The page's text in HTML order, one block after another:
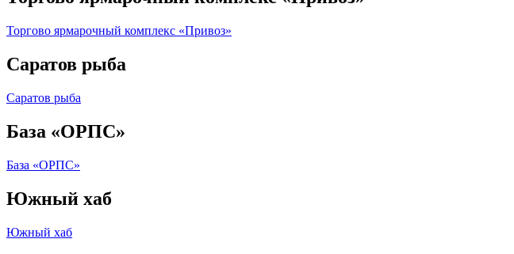
Торгово ярмарочный комплекс «Привоз»
Саратов рыба
Саратов рыба
База «ОРПС»
База «ОРПС»
Южный хаб
Южный хаб